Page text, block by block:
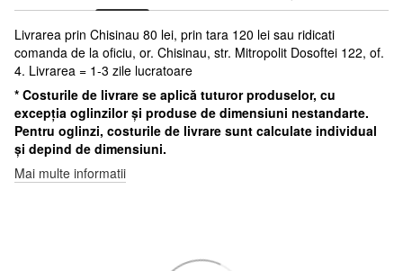
Livrarea prin Chisinau 80 lei, prin tara 120 lei sau ridicati
comanda de la oficiu, or. Chisinau, str. Mitropolit Dosoftei 122, of.
4. Livrarea = 1-3 zile lucratoare
* Costurile de livrare se aplică tuturor produselor, cu
excepția oglinzilor și produse de dimensiuni nestandarte.
Pentru oglinzi, costurile de livrare sunt calculate individual
și depind de dimensiuni.
Mai multe informatii